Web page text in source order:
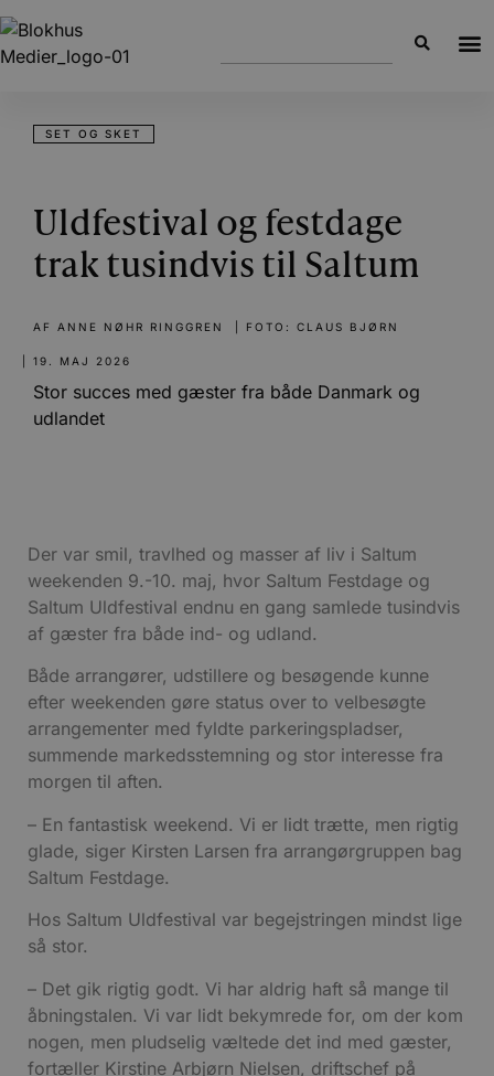
SET OG SKET
Uldfestival og festdage
trak tusindvis til Saltum
AF ANNE NØHR RINGGREN | FOTO: CLAUS BJØRN
19. MAJ 2026
Stor succes med gæster fra både Danmark og
udlandet
Der var smil, travlhed og masser af liv i Saltum
weekenden 9.-10. maj, hvor Saltum Festdage og
Saltum Uldfestival endnu en gang samlede tusindvis
af gæster fra både ind- og udland.
Både arrangører, udstillere og besøgende kunne
efter weekenden gøre status over to velbesøgte
arrangementer med fyldte parkeringspladser,
summende markedsstemning og stor interesse fra
morgen til aften.
– En fantastisk weekend. Vi er lidt trætte, men rigtig
glade, siger Kirsten Larsen fra arrangørgruppen bag
Saltum Festdage.
Hos Saltum Uldfestival var begejstringen mindst lige
så stor.
– Det gik rigtig godt. Vi har aldrig haft så mange til
åbningstalen. Vi var lidt bekymrede for, om der kom
nogen, men pludselig væltede det ind med gæster,
fortæller Kirstine Arbjørn Nielsen, driftschef på